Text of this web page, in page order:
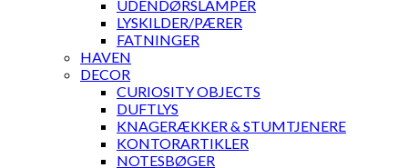
UDENDØRSLAMPER
LYSKILDER/PÆRER
FATNINGER
HAVEN
DECOR
CURIOSITY OBJECTS
DUFTLYS
KNAGERÆKKER & STUMTJENERE
KONTORARTIKLER
NOTESBØGER